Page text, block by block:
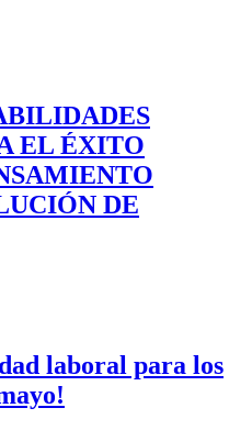
EL ÉXITO
DE
laboral para los